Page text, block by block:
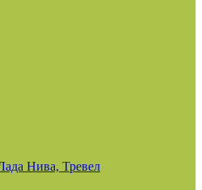
Нива, Тревел